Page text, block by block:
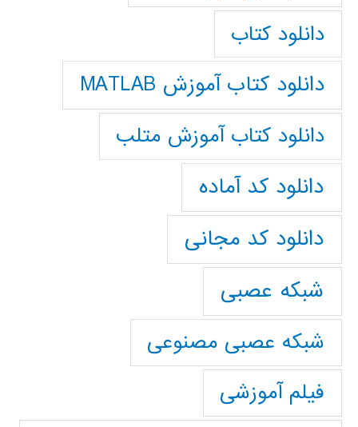
دانلود کتاب
دانلود کتاب آموزش MATLAB
دانلود کتاب آموزش متلب
دانلود کد آماده
دانلود کد مجانی
شبکه عصبی
شبکه عصبی مصنوعی
فیلم آموزشی